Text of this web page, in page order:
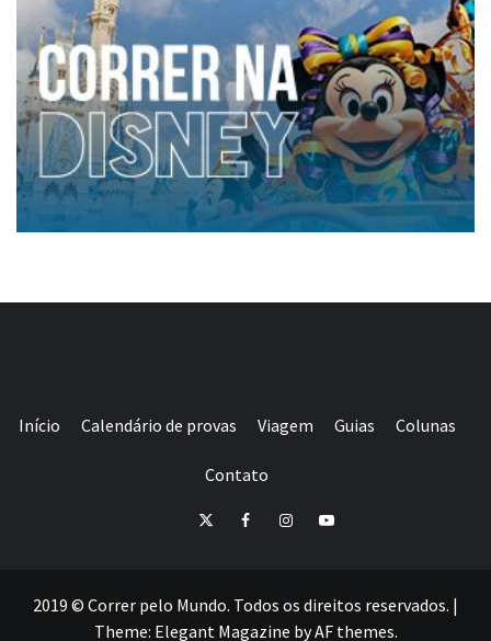
Início Calendário de provas Viagem Guias Colunas
Contato
TwitterFacebookInstagramYoutube
2019 © Correr pelo Mundo. Todos os direitos reservados. |
Theme: Elegant Magazine byAF themes.